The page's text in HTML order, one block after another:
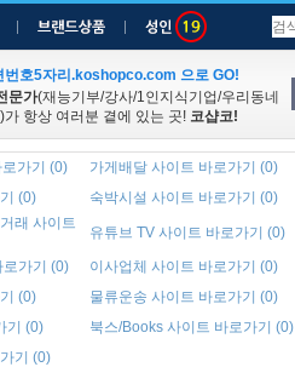
번호5자리.koshopco.com 으로 GO!
문가(재능기부/강사/1인지식기업/우리동네
항상 여러분 곁에 있는 곳! 코샵코!
가기 (0) 가게배달 사이트 바로가기 (0)
(0) 숙박시설 사이트 바로가기 (0)
래 사이트
유튜브 TV 사이트 바로가기 (0)
로가기 (0) 이사업체 사이트 바로가기 (0)
(0) 물류운송 사이트 바로가기 (0)
기 (0) 북스/Books 사이트 바로가기 (0)
기 (0)